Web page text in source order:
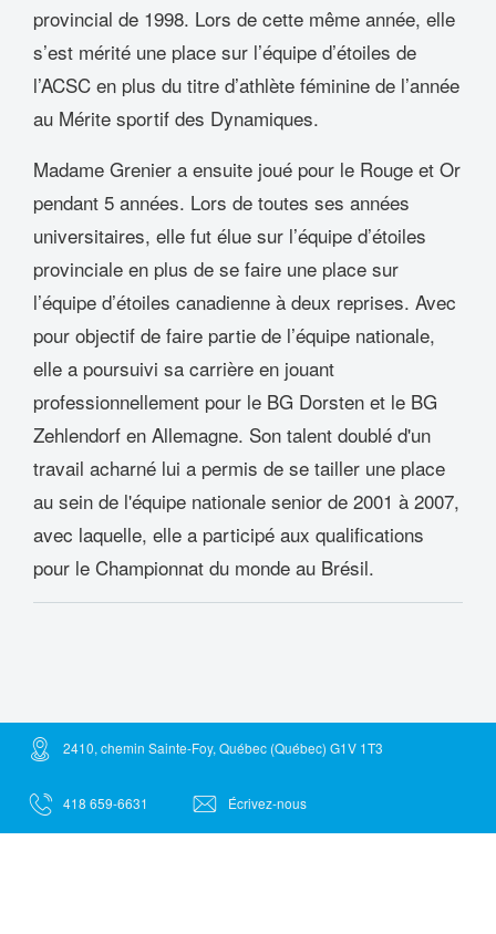
provincial de 1998. Lors de cette même année, elle
s’est mérité une place sur l’équipe d’étoiles de
l’ACSC en plus du titre d’athlète féminine de l’année
au Mérite sportif des Dynamiques.
Madame Grenier a ensuite joué pour le Rouge et Or
pendant 5 années. Lors de toutes ses années
universitaires, elle fut élue sur l’équipe d’étoiles
provinciale en plus de se faire une place sur
l’équipe d’étoiles canadienne à deux reprises. Avec
pour objectif de faire partie de l’équipe nationale,
elle a poursuivi sa carrière en jouant
professionnellement pour le BG Dorsten et le BG
Zehlendorf en Allemagne. Son talent doublé d'un
travail acharné lui a permis de se tailler une place
au sein de l'équipe nationale senior de 2001 à 2007,
avec laquelle, elle a participé aux qualifications
pour le Championnat du monde au Brésil.
2410, chemin Sainte-Foy, Québec (Québec) G1V 1T3
418 659-6631 Écrivez-nous